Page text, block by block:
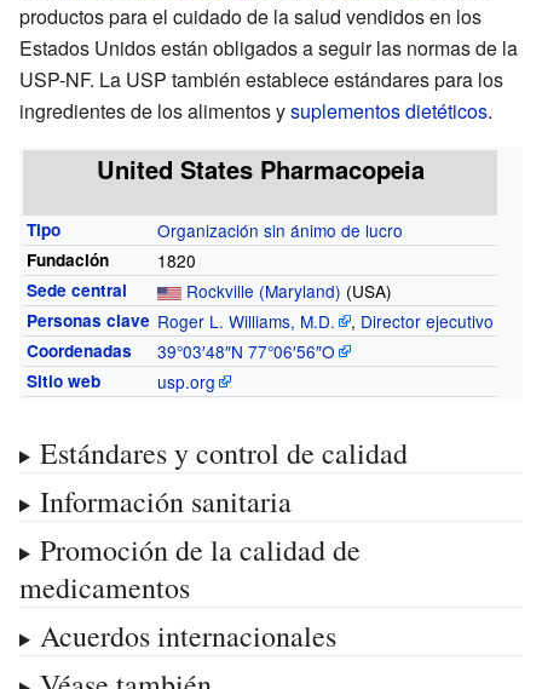
productos para el cuidado de la salud vendidos en los
Estados Unidos están obligados a seguir las normas de la
USP-NF. La USP también establece estándares para los
ingredientes de los alimentos ysuplementos dietéticos.
United States Pharmacopeia
Tipo Organización sin ánimo de lucro
Fundación 1820
Sede central Rockville (Maryland) (USA)
Personas clave Roger L. Williams, M.D. , Director ejecutivo
Coordenadas 39°03′48″N77°06′56″O
Sitio web usp.org
Estándares y control de calidad
Información sanitaria
Promoción de la calidad de
medicamentos
Acuerdos internacionales